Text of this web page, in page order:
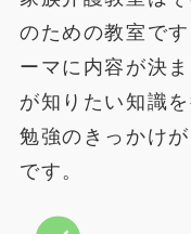
のための教室で
ーマに内容が決
が知りたい知識
勉強のきっかけ
です。